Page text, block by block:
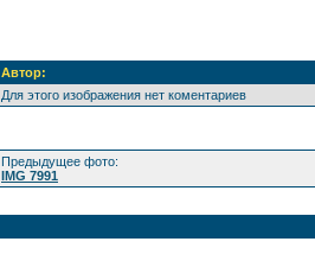
Автор:
Для этого изображения нет коментариев
Предыдущее фото:
IMG 7991